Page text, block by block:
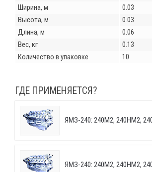
Ширина, м
0.03
Высота, м
0.03
Длина, м
0.06
Вес, кг
0.13
Количество в упаковке
10
ГДЕ ПРИМЕНЯЕТСЯ?
ЯМЗ-240: 240М2, 240НМ2,
ЯМЗ-240: 240М2, 240НМ2,